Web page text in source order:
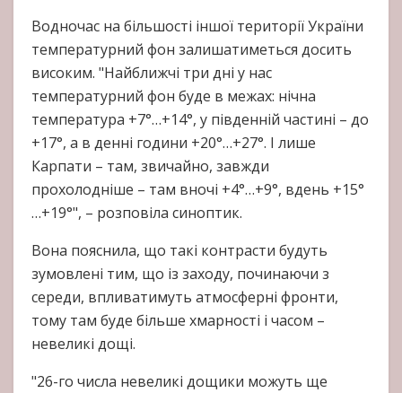
Водночас на більшості іншої території України
температурний фон залишатиметься досить
високим. "Найближчі три дні у нас
температурний фон буде в межах: нічна
температура +7°…+14°, у південній частині – до
+17°, а в денні години +20°…+27°. І лише
Карпати – там, звичайно, завжди
прохолодніше – там вночі +4°…+9°, вдень +15°
…+19°", – розповіла синоптик.
Вона пояснила, що такі контрасти будуть
зумовлені тим, що із заходу, починаючи з
середи, впливатимуть атмосферні фронти,
тому там буде більше хмарності і часом –
невеликі дощі.
"26-го числа невеликі дощики можуть ще